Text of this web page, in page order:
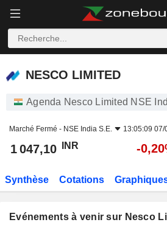
NESCO LIMITED
NESCO LIMITED
Agenda Nesco Limited NSE
Marché Fermé - NSE India S.E. 13:05:09 07/
1 047,10 INR -
Synthèse Cotations
Evénements à venir sur Nesco